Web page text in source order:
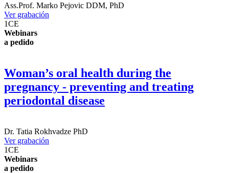
Ass.Prof. Marko Pejovic DDM, PhD
Ver grabación
1CE
Webinars
a pedido
Woman’s oral health during the
pregnancy - preventing and treating
periodontal disease
Dr. Tatia Rokhvadze PhD
Ver grabación
1CE
Webinars
a pedido